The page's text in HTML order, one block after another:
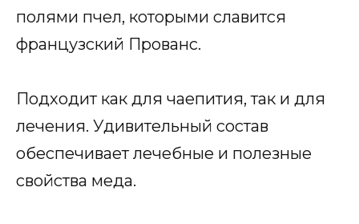
полями пчел, которыми славится
французский Прованс.
Подходит как для чаепития, так и для
лечения. Удивительный состав
обеспечивает лечебные и полезные
свойства меда.